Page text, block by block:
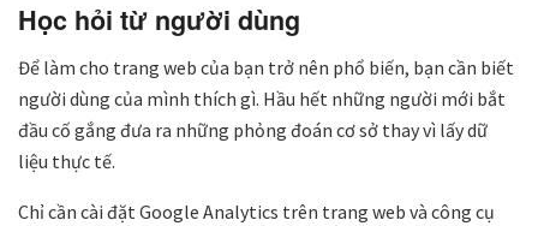
Học hỏi từ người dùng
Để làm cho trang web của bạn trở nên phổ biến, bạn cần biết
người dùng của mình thích gì. Hầu hết những người mới bắt
đầu cố gắng đưa ra những phỏng đoán cơ sở thay vì lấy dữ
liệu thực tế.
Chỉ cần cài đặt Google Analytics trên trang web và công cụ